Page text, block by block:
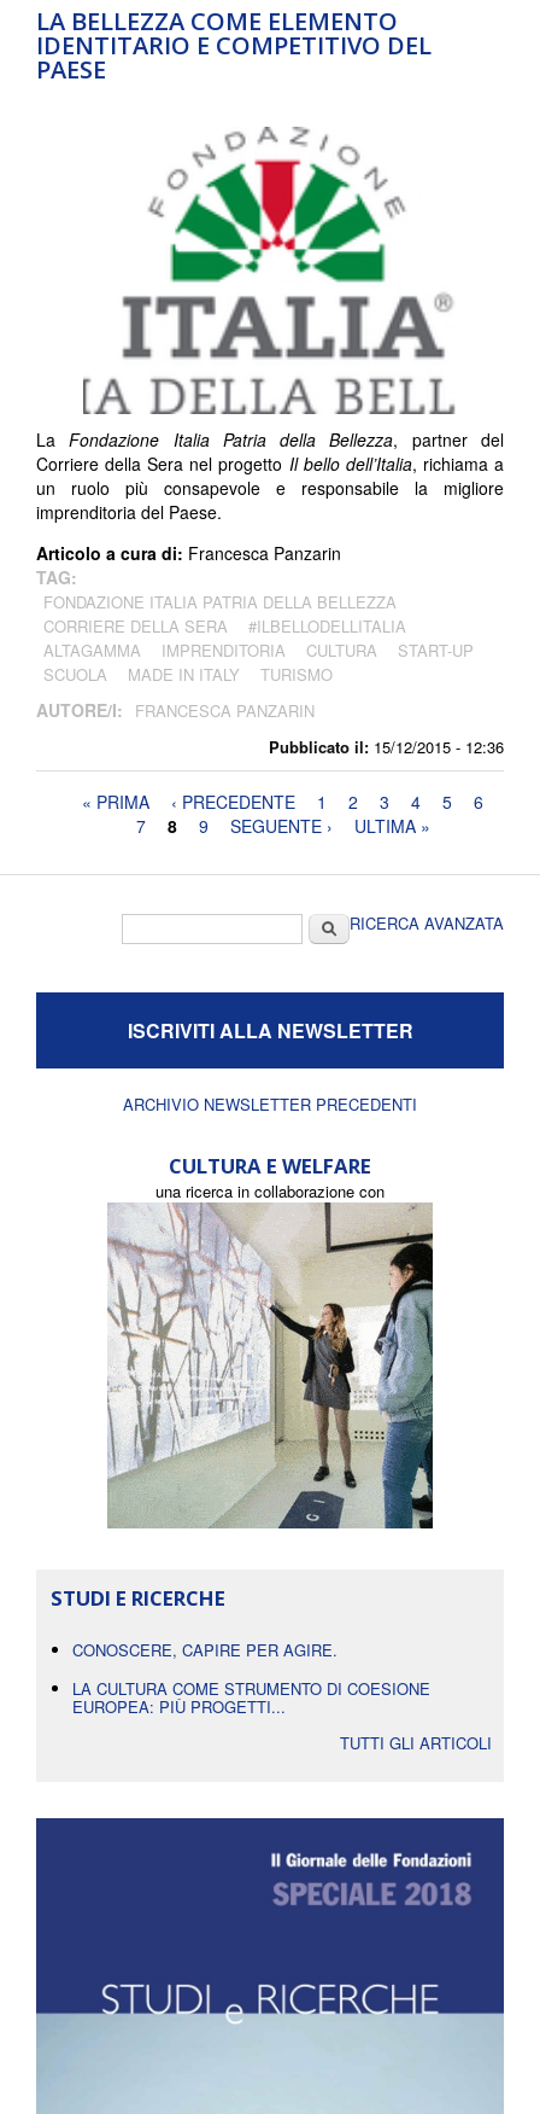
LA BELLEZZA COME ELEMENTO
IDENTITARIO E COMPETITIVO DEL
PAESE
Pubblicato il: 15/12/2015 - 12:36
LaFondazione Italia Patria della Bellezza, partner del
Corriere della Sera nel progetto Il bello dell’Italia, richiama a
un ruolo più consapevole e responsabile la migliore
imprenditoria del Paese.
Articolo a cura di: Francesca Panzarin
TAG:
FONDAZIONE ITALIA PATRIA DELLA BELLEZZA
CORRIERE DELLA SERA
#ILBELLODELLITALIA
ALTAGAMMA
IMPRENDITORIA CULTURA
START-UP
SCUOLA
MADE IN ITALY TURISMO
AUTORE/I: FRANCESCA PANZARIN
Pagine« PRIMA ‹ PRECEDENTE 1 2 3 4 5
6
7
8 9 SEGUENTE › ULTIMA »
CercaRICERCA AVANZATA
ISCRIVITI ALLA NEWSLETTER
ARCHIVIO NEWSLETTER PRECEDENTI
CULTURA E WELFARE
una ricerca in collaborazione con
STUDI E RICERCHE
CONOSCERE, CAPIRE PER AGIRE.
LA CULTURA COME STRUMENTO DI COESIONE
EUROPEA: PIÙ PROGETTI...
TUTTI GLI ARTICOLI